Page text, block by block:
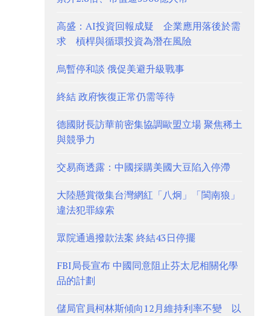
高盛：AI投資回報成疑 企業應用落後於需
求 槓桿與循環投資為潛在風險
烏暫停和談 俄促美避升級戰事
終結 政府恢復正常仍需等待
德國財長訪華前密集協調歐盟立場 聚焦稀土
與競爭力
交易商透露：中國採購美國大豆陷入停滯
大陸懸賞徵集台灣網紅「八炯」「閩南狼」
違法犯罪線索
眾院通過撥款法案 終結43日停擺
FBI局長宣布 中國同意阻止芬太尼相關化學
品的計劃
儲局官員柯林斯傾向12月維持利率不變 以